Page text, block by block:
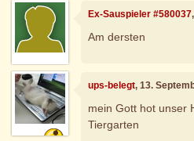
Ex-Sauspieler #580037
Am dersten
ups-belegt, 13.
mein Gott hot unser
Tiergarten